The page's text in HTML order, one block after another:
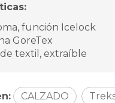
función Icelock
GoreTex
textil, extraíble
CALZADO